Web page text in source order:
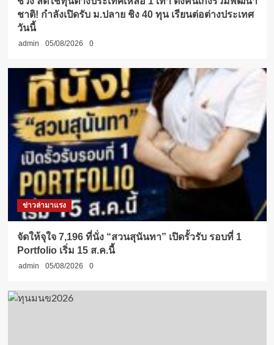
ชาติ! กำลังเปิดรับ ม.ปลาย ชิง 40 ทุน เรียนต่อต่างประเทศ
วันนี้
admin 05/08/2026 0
ข่าวล่ามาแรง
จัดให้จุใจ 7,196 ที่นั่ง “สวนสุนันทา” เปิดรั้วรับ รอบที่ 1
Portfolio เริ่ม 15 ส.ค.นี้
admin 05/08/2026 0